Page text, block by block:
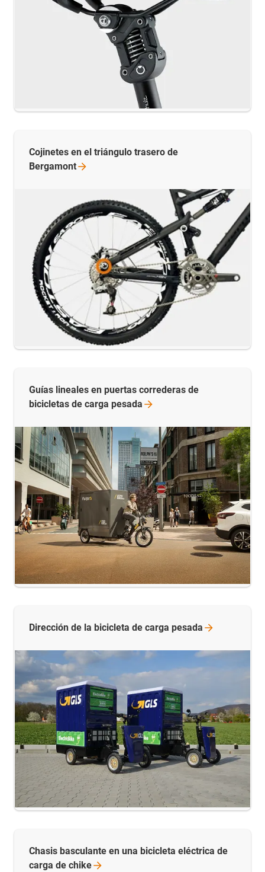
Cojinetes en el triángulo trasero de
Bergamont
Guías lineales en puertas correderas de
bicicletas de carga pesada
Dirección de la bicicleta de carga pesada
Chasis basculante en una bicicleta eléctrica de
carga de chike